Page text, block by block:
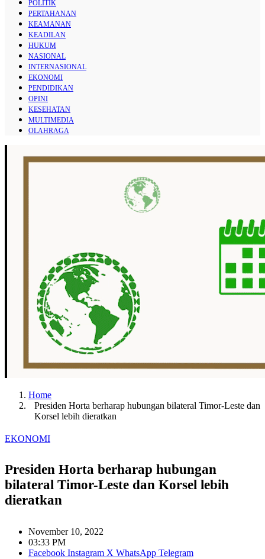
POLITIK
PERTAHANAN
KEAMANAN
KEADILAN
HUKUM
NASIONAL
INTERNASIONAL
EKONOMI
PENDIDIKAN
OPINI
KESEHATAN
MULTIMEDIA
OLAHRAGA
Home
Presiden Horta berharap hubungan bilateral Timor-Leste dan
Korsel lebih dieratkan
EKONOMI
Presiden Horta berharap hubungan
bilateral Timor-Leste dan Korsel lebih
dieratkan
November 10, 2022
03:33 PM
Facebook Instagram X WhatsApp Telegram